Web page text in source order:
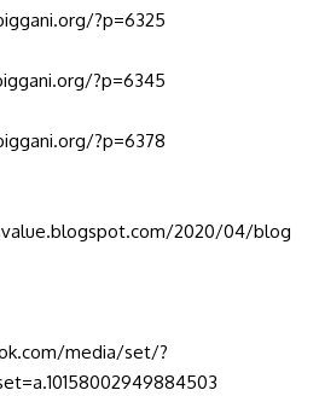
?p=6325
?p=6345
?p=6378
2020/04/blog
media/set/?